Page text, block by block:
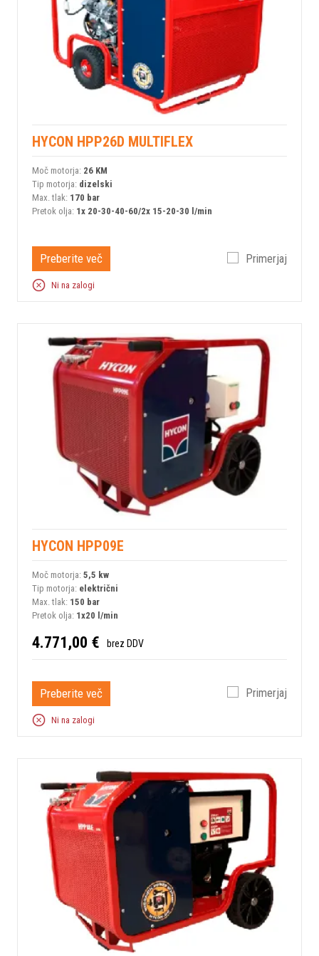
HYCON HPP26D MULTIFLEX
Moč motorja: 26 KM
Tip motorja: dizelski
Max. tlak: 170 bar
Pretok olja: 1x 20-30-40-60/2x 15-20-30 l/min
Preberite več Primerjaj
Ni na zalogi
HYCON HPP09E
Moč motorja: 5,5 kw
Tip motorja: električni
Max. tlak: 150 bar
Pretok olja: 1x20 l/min
4.771,00 € brez DDV
Preberite več Primerjaj
Ni na zalogi